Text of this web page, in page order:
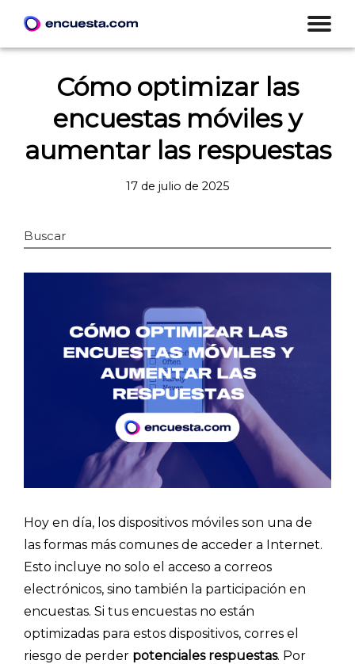
Cómo optimizar las
encuestas móviles y
aumentar las respuestas
17 de julio de 2025
Buscar
Hoy en día, los dispositivos móviles son una de
las formas más comunes de acceder a Internet.
Esto incluye no solo el acceso a correos
electrónicos, sino también la participación en
encuestas. Si tus encuestas no están
optimizadas para estos dispositivos, corres el
riesgo de perder potenciales respuestas. Por